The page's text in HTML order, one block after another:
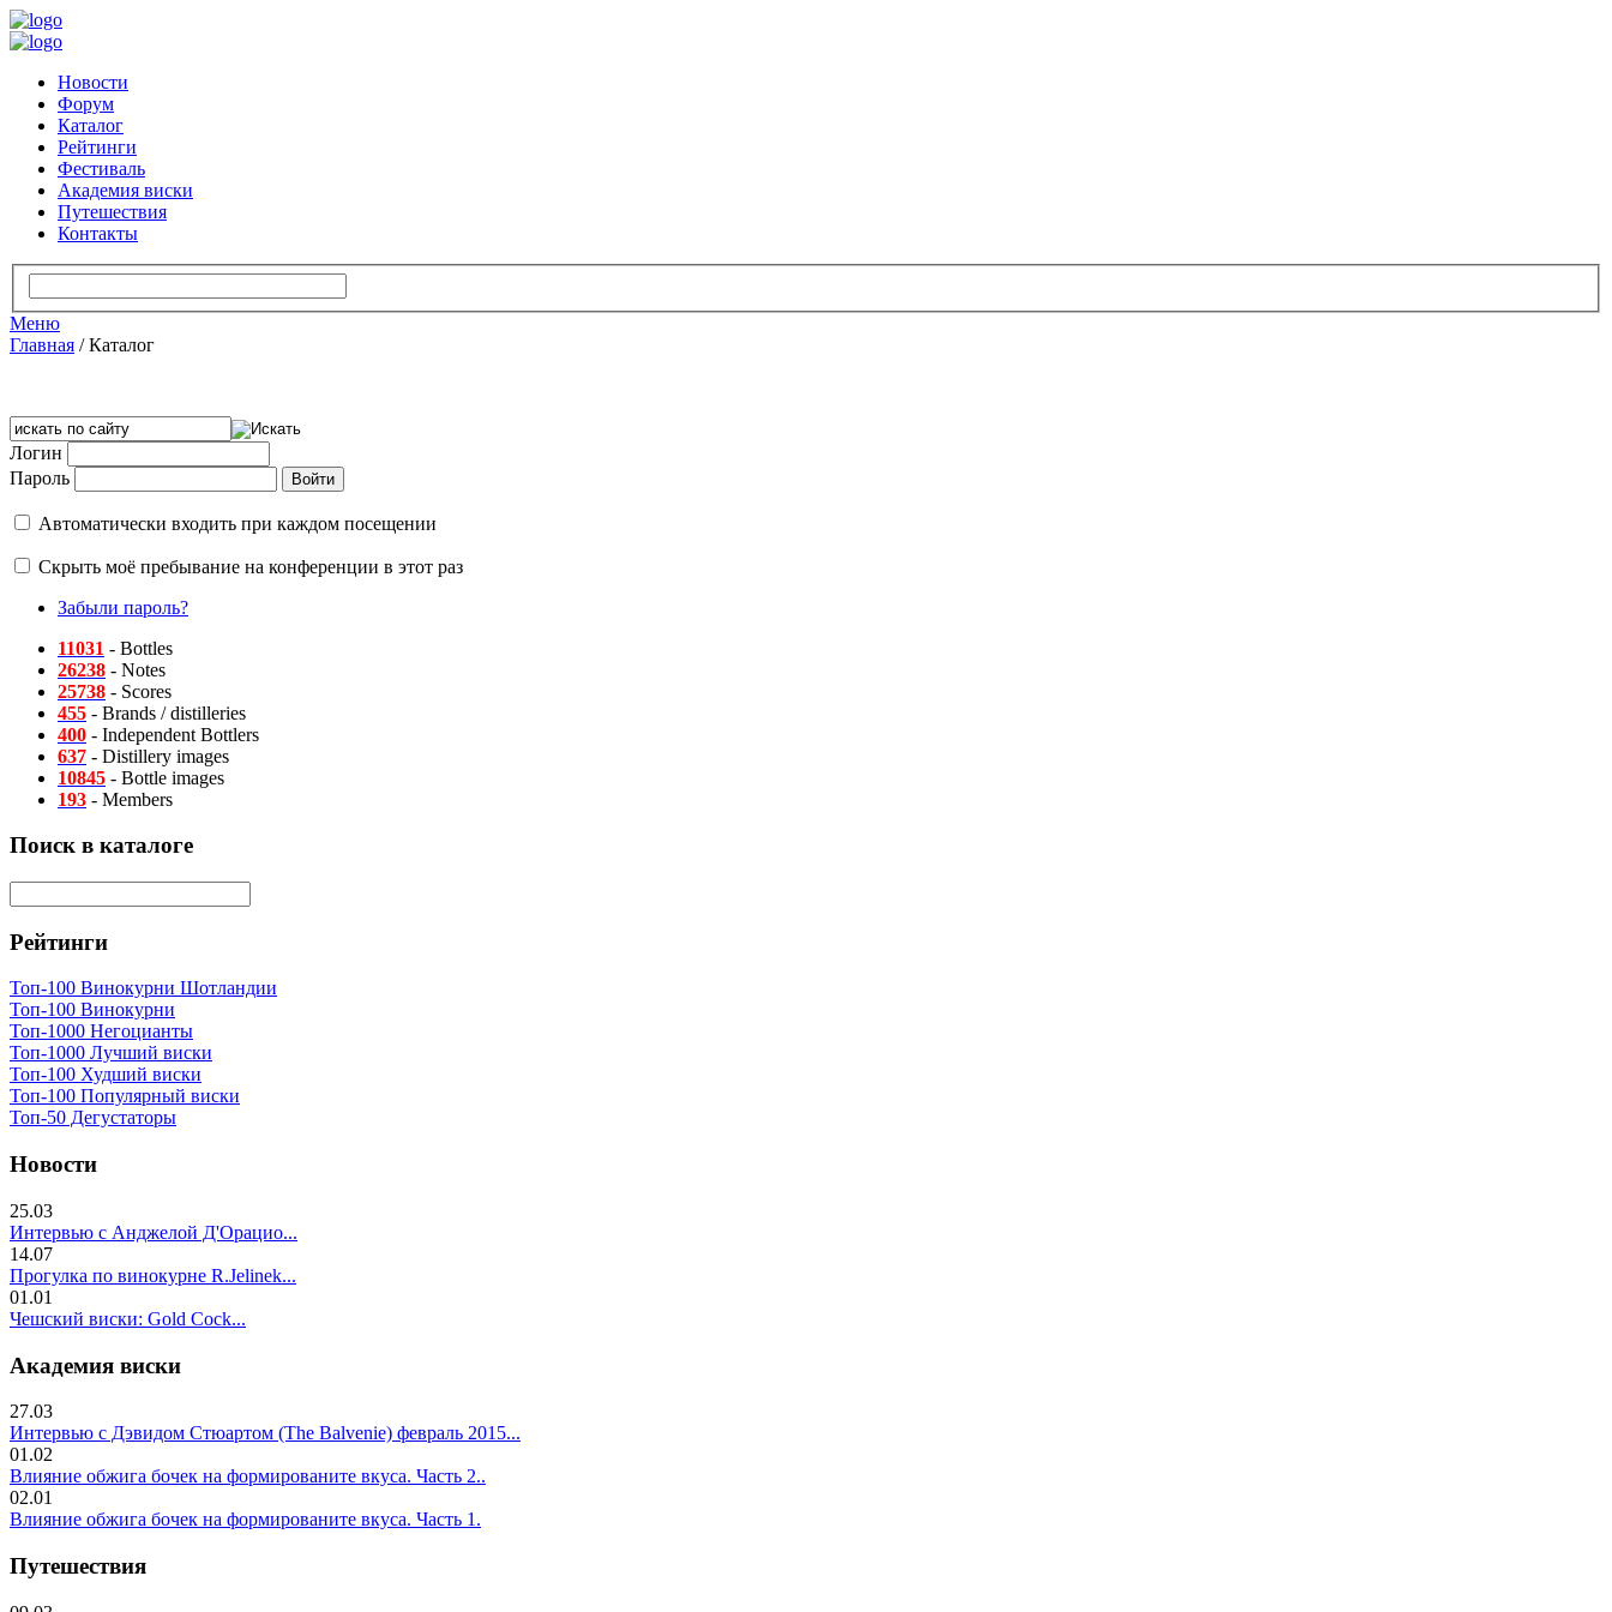
Новости
Форум
Каталог
Рейтинги
Фестиваль
Академия виски
Путешествия
Контакты
Меню
Главная /Каталог
Логин
Пароль
Автоматически входить при каждом посещении
Скрыть моё пребывание на конференции в этот раз
Забыли пароль?
11031 - Bottles
26238 - Notes
25738 - Scores
455 - Brands / distilleries
400 - Independent Bottlers
637 - Distillery images
10845 - Bottle images
193 - Members
Поиск в каталоге
Рейтинги
Топ-100 Винокурни Шотландии
Топ-100 Винокурни
Топ-1000 Негоцианты
Топ-1000 Лучший виски
Топ-100 Худший виски
Топ-100 Популярный виски
Топ-50 Дегустаторы
Новости
25.03
Интервью с Анджелой Д'Орацио...
14.07
Прогулка по винокурне R.Jelinek...
01.01
Чешский виски: Gold Cock...
Академия виски
27.03
Интервью с Дэвидом Стюартом (The Balvenie) февраль 2015...
01.02
Влияние обжига бочек на формированите вкуса. Часть 2..
02.01
Влияние обжига бочек на формированите вкуса. Часть 1.
Путешествия